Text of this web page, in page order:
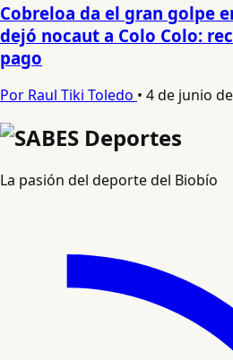
Cobreloa da el gran golpe
dejó nocaut a Colo Colo:
pago
Por Raul Tiki Toledo • 4 de junio
La pasión del deporte del Biobío